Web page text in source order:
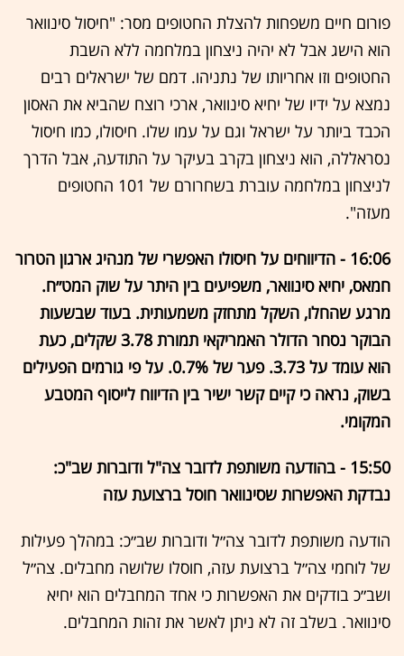
פורום חיים משפחות להצלת החטופים מסר: "חיסול סינוואר
הוא הישג אבל לא יהיה ניצחון במלחמה ללא השבת
החטופים וזו אחריותו של נתניהו. דמם של ישראלים רבים
נמצא על ידיו של יחיא סינוואר, ארכי רוצח שהביא את האסון
הכבד ביותר על ישראל וגם על עמו שלו. חיסולו, כמו חיסול
נסראללה, הוא ניצחון בקרב בעיקר על התודעה, אבל הדרך
לניצחון במלחמה עוברת בשחרורם של 101 החטופים
מעזה".
16:06 - הדיווחים על חיסולו האפשרי של מנהיג ארגון הטרור
חמאס, יחיא סינוואר, משפיעים בין היתר על שוק המט״ח.
מרגע שהחלו, השקל מתחזק משמעותית. בעוד שבשעות
הבוקר נסחר הדולר האמריקאי תמורת 3.78 שקלים, כעת
הוא עומד על 3.73. פער של 0.7%. על פי גורמים הפעילים
בשוק, נראה כי קיים קשר ישיר בין הדיווח לייסוף המטבע
המקומי.
15:50 - בהודעה משותפת לדובר צה"ל ודוברות שב"כ:
נבדקת האפשרות שסינוואר חוסל ברצועת עזה
הודעה משותפת לדובר צה״ל ודוברות שב״כ: במהלך פעילות
של לוחמי צה״ל ברצועת עזה, חוסלו שלושה מחבלים. צה״ל
ושב״כ בודקים את האפשרות כי אחד המחבלים הוא יחיא
סינוואר. בשלב זה לא ניתן לאשר את זהות המחבלים.